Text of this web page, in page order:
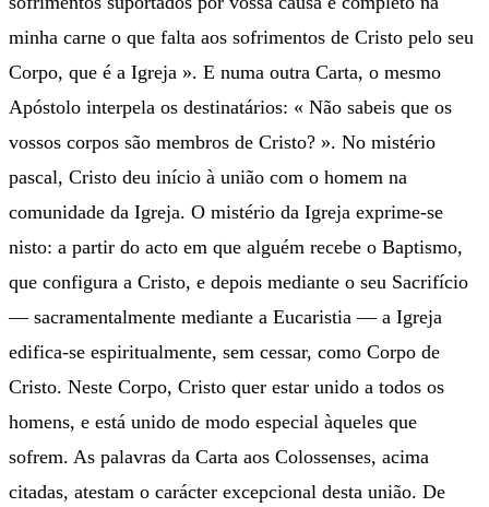
minha carne o que falta aos sofrimentos de Cristo pelo seu
Corpo, que é a Igreja ». E numa outra Carta, o mesmo
Apóstolo interpela os destinatários: « Não sabeis que os
vossos corpos são membros de Cristo? ». No mistério
pascal, Cristo deu início à união com o homem na
comunidade da Igreja. O mistério da Igreja exprime-se
nisto: a partir do acto em que alguém recebe o Baptismo,
que configura a Cristo, e depois mediante o seu Sacrifício
— sacramentalmente mediante a Eucaristia — a Igreja
edifica-se espiritualmente, sem cessar, como Corpo de
Cristo. Neste Corpo, Cristo quer estar unido a todos os
homens, e está unido de modo especial àqueles que
sofrem. As palavras da Carta aos Colossenses, acima
citadas, atestam o carácter excepcional desta união. De